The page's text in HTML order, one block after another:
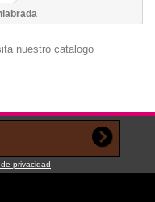
nuestro catalogo
privacidad